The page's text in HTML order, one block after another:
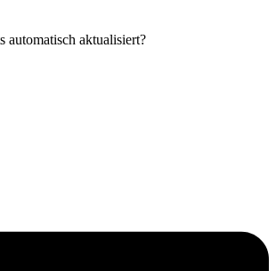
automatisch aktualisiert?